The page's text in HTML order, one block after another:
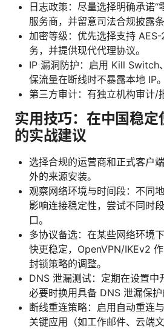
日志政策：尽量选择明确承诺“
服务商，并留意司法合规披露条
加密等级：优先选择支持
务，并提供现代代理协议。
IP 漏洞防护：启用 Kill Switch
保流量在断线时不暴露本地 IP。
第三方审计：有独立机构审计/
实用技巧：在中国稳
的实战建议
选择合规的运营商和正式客户
外的来源安装。
观察网络环境与时间段：不同
影响连接稳定性，尝试不同时
口。
多协议备选：在某些网络环境
快更稳定，OpenVPN/IKEv2
封锁策略的调整。
DNS 泄漏测试：定期在设置中
必要时换用具备 DNS 泄漏保护
断线重连策略：启用自动重连
关键应用（如工作邮件、云端